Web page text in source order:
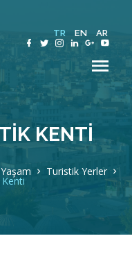
TR EN AR
KENTI
Turistik Yerler